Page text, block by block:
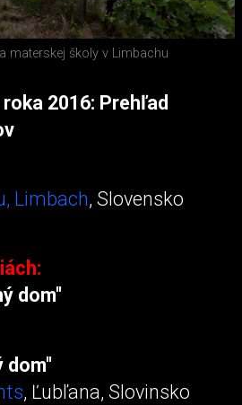
materskej školy v Limbachu
2016: Prehľad
Limbach, Slovensko
dom"
dom"
, Ľubľana, Slovinsko